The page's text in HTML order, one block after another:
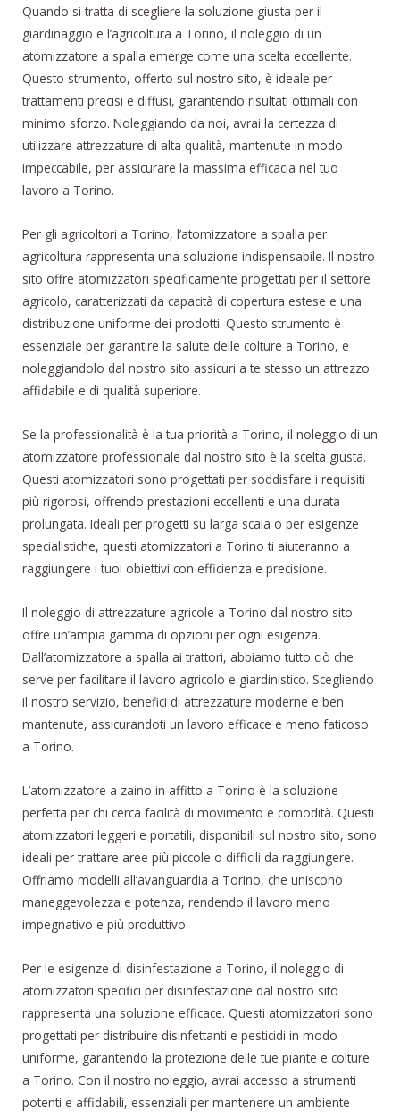
Quando si tratta di scegliere la soluzione giusta per il
giardinaggio e l’agricoltura a Torino, il noleggio di un
atomizzatore a spalla emerge come una scelta eccellente.
Questo strumento, offerto sul nostro sito, è ideale per
trattamenti precisi e diffusi, garantendo risultati ottimali con
minimo sforzo. Noleggiando da noi, avrai la certezza di
utilizzare attrezzature di alta qualità, mantenute in modo
impeccabile, per assicurare la massima efficacia nel tuo
lavoro a Torino.
Per gli agricoltori a Torino, l’atomizzatore a spalla per
agricoltura rappresenta una soluzione indispensabile. Il nostro
sito offre atomizzatori specificamente progettati per il settore
agricolo, caratterizzati da capacità di copertura estese e una
distribuzione uniforme dei prodotti. Questo strumento è
essenziale per garantire la salute delle colture a Torino, e
noleggiandolo dal nostro sito assicuri a te stesso un attrezzo
affidabile e di qualità superiore.
Se la professionalità è la tua priorità a Torino, il noleggio di un
atomizzatore professionale dal nostro sito è la scelta giusta.
Questi atomizzatori sono progettati per soddisfare i requisiti
più rigorosi, offrendo prestazioni eccellenti e una durata
prolungata. Ideali per progetti su larga scala o per esigenze
specialistiche, questi atomizzatori a Torino ti aiuteranno a
raggiungere i tuoi obiettivi con efficienza e precisione.
Il noleggio di attrezzature agricole a Torino dal nostro sito
offre un’ampia gamma di opzioni per ogni esigenza.
Dall’atomizzatore a spalla ai trattori, abbiamo tutto ciò che
serve per facilitare il lavoro agricolo e giardinistico. Scegliendo
il nostro servizio, benefici di attrezzature moderne e ben
mantenute, assicurandoti un lavoro efficace e meno faticoso
a Torino.
L’atomizzatore a zaino in affitto a Torino è la soluzione
perfetta per chi cerca facilità di movimento e comodità. Questi
atomizzatori leggeri e portatili, disponibili sul nostro sito, sono
ideali per trattare aree più piccole o difficili da raggiungere.
Offriamo modelli all’avanguardia a Torino, che uniscono
maneggevolezza e potenza, rendendo il lavoro meno
impegnativo e più produttivo.
Per le esigenze di disinfestazione a Torino, il noleggio di
atomizzatori specifici per disinfestazione dal nostro sito
rappresenta una soluzione efficace. Questi atomizzatori sono
progettati per distribuire disinfettanti e pesticidi in modo
uniforme, garantendo la protezione delle tue piante e colture
a Torino. Con il nostro noleggio, avrai accesso a strumenti
potenti e affidabili, essenziali per mantenere un ambiente